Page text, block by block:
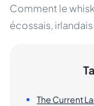
Comment le
écossais,
The Current